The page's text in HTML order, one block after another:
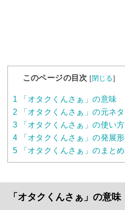
このページの目次 [閉じる]
1 「オタクくんさぁ」の意味
2 「オタクくんさぁ」の元ネタ
3 「オタクくんさぁ」の使い方
4 「オタクくんさぁ」の発展形
5 「オタクくんさぁ」のまとめ
「オタクくんさぁ」の意味